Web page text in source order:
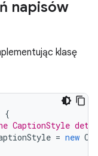
napisów
klasę
{
CaptionStyle
= new